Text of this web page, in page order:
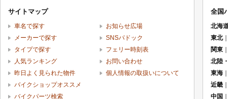
サイトマップ
車名で探す
メーカーで探す
タイプで探す
人気ランキング
昨日よく見られた物件
バイクショップオススメ
バイクパーツ検索
お知らせ広場
SNSパドック
フェリー時刻表
お問い合わせ
個人情報の取扱いについて
全国
北海
東北
関東
北陸
東海
近畿
中国